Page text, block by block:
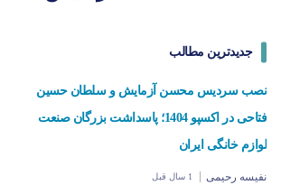
جدیدترین مطالب
نصب سردیس محسن آزمایش و سلطان حسین
فتاحی در اکسپو 1404؛ پاسداشت بزرگان صنعت لوازم
خانگی ایران
نفیسه رحیمی 1 سال قبل